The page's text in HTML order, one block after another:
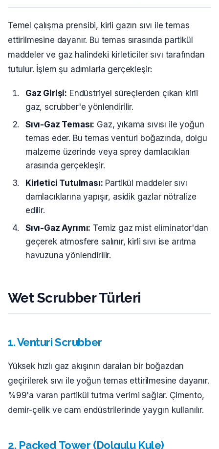
Temel çalışma prensibi, kirli gazın sıvı ile temas
ettirilmesine dayanır. Bu temas sırasında partikül
maddeler ve gaz halindeki kirleticiler sıvı tarafından
tutulur. İşlem şu adımlarla gerçekleşir:
Gaz Girişi: Endüstriyel süreçlerden çıkan kirli
gaz, scrubber'e yönlendirilir.
Sıvı-Gaz Teması: Gaz, yıkama sıvısı ile yoğun
temas eder. Bu temas venturi boğazında, dolgu
malzeme üzerinde veya sprey damlacıkları
arasında gerçekleşir.
Kirletici Tutulması: Partikül maddeler sıvı
damlacıklarına yapışır, asidik gazlar nötralize
edilir.
Sıvı-Gaz Ayrımı: Temiz gaz mist eliminator'dan
geçerek atmosfere salınır, kirli sıvı ise arıtma
havuzuna yönlendirilir.
Wet Scrubber Türleri
1. Venturi Scrubber
Yüksek hızlı gaz akışının daralan bir boğazdan
geçirilerek sıvı ile yoğun temas ettirilmesine dayanır.
%99'a varan partikül tutma verimi sağlar. Çimento,
demir-çelik ve cam endüstrilerinde yaygın kullanılır.
2. Packed Tower (Dolgulu Kule)